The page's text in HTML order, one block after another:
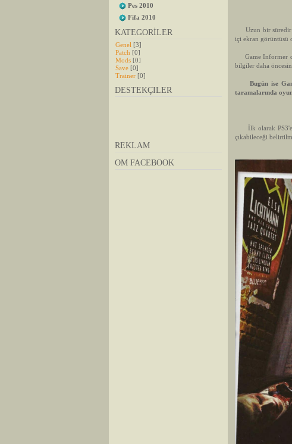
Pes 2010
Fifa 2010
KATEGORİLER
Genel [3]
Patch [0]
Mods [0]
Save [0]
Trainer [0]
DESTEKÇILER
REKLAM
OM FACEBOOK
Uzun bir süredir
içi ekran görüntüsü
Game Informer
bilgiler daha
Bugün ise
taramalarında
İlk olarak PS3'e
çıkabileceği